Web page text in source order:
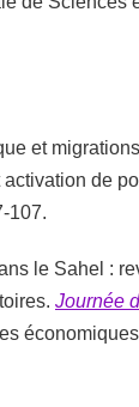
et
de
107.
le Sahel :
Journée